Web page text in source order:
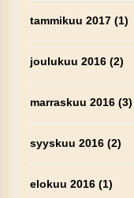
tammikuu 2017(1)
joulukuu 2016(2)
marraskuu 2016(3)
syyskuu 2016(2)
elokuu 2016(1)